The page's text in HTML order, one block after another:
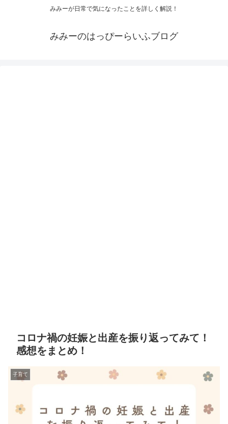
みみーが日常で気になったことを詳しく解説！
みみーのはっぴーらいふブログ
コロナ禍の妊娠と出産を振り返ってみて！
感想をまとめ！
子育て